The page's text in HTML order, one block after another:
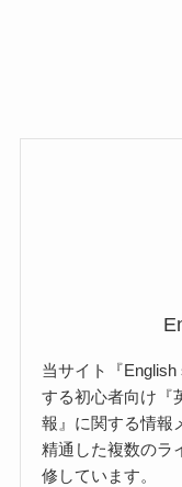
当サイト『
する初心者向け『
報』に関する情報
精通した複数のラ
修しています。